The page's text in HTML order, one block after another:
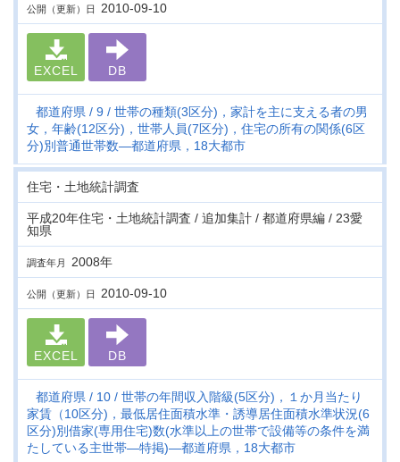
公開（更新）日 2010-09-10
EXCEL DB
都道府県 9
世帯の種類(3区分)，家計を主に支える者の男
女，年齢(12区分)，世帯人員(7区分)，住宅の所有の関係(6区
分)別普通世帯数―都道府県，18大都市
住宅・土地統計調査
平成20年住宅・土地統計調査 / 追加集計 / 都道府県編 / 23愛
知県
調査年月 2008年
公開（更新）日 2010-09-10
EXCEL DB
都道府県 10
世帯の年間収入階級(5区分)，１か月当たり
家賃（10区分)，最低居住面積水準・誘導居住面積水準状況(6
区分)別借家(専用住宅)数(水準以上の世帯で設備等の条件を満
たしている主世帯―特掲)―都道府県，18大都市